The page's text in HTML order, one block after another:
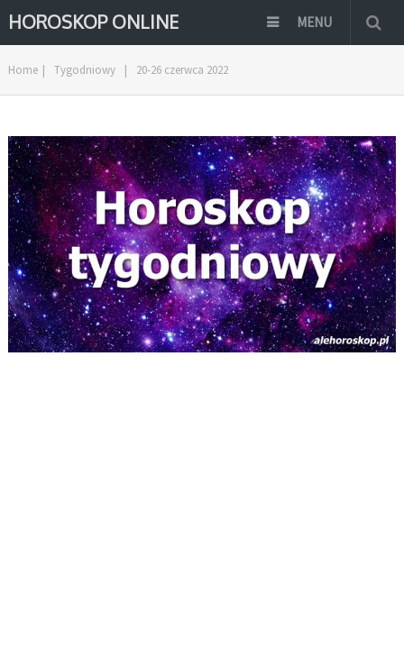
HOROSKOP ONLINE MENU
Home | Tygodniowy | 20-26 czerwca 2022